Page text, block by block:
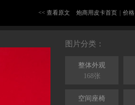
<< 查看原文 炮商用皮卡首页 价格
图片分类：
整体外观
168张
空间座椅